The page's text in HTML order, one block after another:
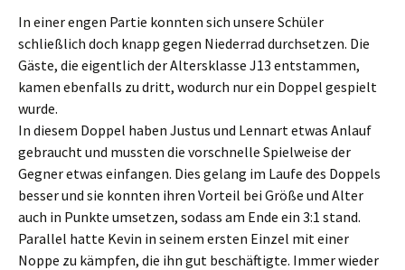
In einer engen Partie konnten sich unsere Schüler
schließlich doch knapp gegen Niederrad durchsetzen. Die
Gäste, die eigentlich der Altersklasse J13 entstammen,
kamen ebenfalls zu dritt, wodurch nur ein Doppel gespielt
wurde.
In diesem Doppel haben Justus und Lennart etwas Anlauf
gebraucht und mussten die vorschnelle Spielweise der
Gegner etwas einfangen. Dies gelang im Laufe des Doppels
besser und sie konnten ihren Vorteil bei Größe und Alter
auch in Punkte umsetzen, sodass am Ende ein 3:1 stand.
Parallel hatte Kevin in seinem ersten Einzel mit einer
Noppe zu kämpfen, die ihn gut beschäftigte. Immer wieder